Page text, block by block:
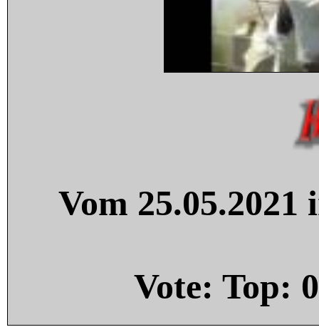
Vom
Vote: Top: 0